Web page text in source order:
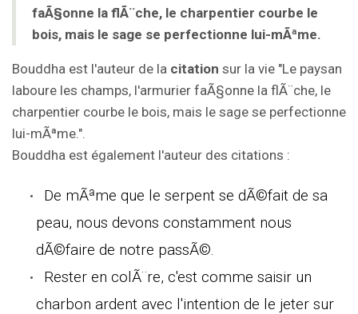
faÃ§onne la flÃ¨che, le charpentier courbe le
bois, mais le sage se perfectionne lui-mÃªme.
Bouddha est l'auteur de la citation sur la vie "Le paysan
laboure les champs, l'armurier faÃ§onne la flÃ¨che, le
charpentier courbe le bois, mais le sage se perfectionne
lui-mÃªme.".
Bouddha est également l'auteur des citations :
De mÃªme que le serpent se dÃ©fait de sa
peau, nous devons constamment nous
dÃ©faire de notre passÃ©.
Rester en colÃ¨re, c'est comme saisir un
charbon ardent avec l'intention de le jeter sur